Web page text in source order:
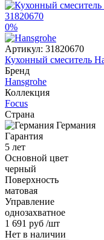
0%
Артикул: 31820670
Кухонный смеситель
Бренд
Hansgrohe
Коллекция
Focus
Страна
Германия
Гарантия
5 лет
Основной цвет
черный
Поверхность
матовая
Управление
однозахватное
1 691 руб /шт
Нет в наличии